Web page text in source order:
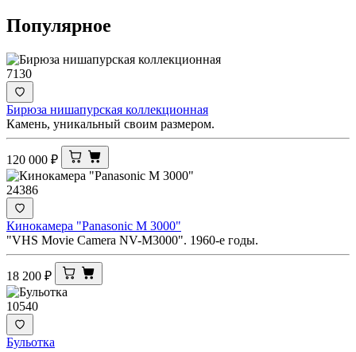
Популярное
7130
Бирюза нишапурская коллекционная
Камень, уникальный своим размером.
120 000 ₽
24386
Кинокамера "Panasonic M 3000"
"VHS Movie Camera NV-M3000". 1960-е годы.
18 200 ₽
10540
Бульотка